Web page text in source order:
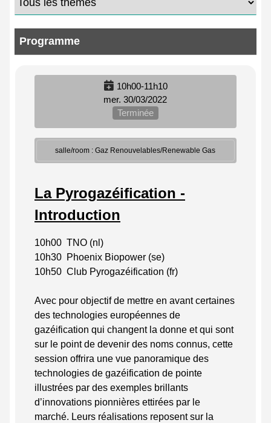
Programme
10h00-11h10
mer. 30/03/2022
Terminée
salle/room : Gaz Renouvelables/Renewable Gas
La Pyrogazéification -
Introduction
10h00 TNO (nl)
10h30 Phoenix Biopower (se)
10h50 Club Pyrogazéification (fr)
Avec pour objectif de mettre en avant certaines
des technologies européennes de
gazéification qui changent la donne et qui sont
sur le point de devenir des noms connus, cette
session offrira une vue panoramique des
technologies de gazéification de pointe
illustrées par des exemples brillants
d’innovations pionnières ettirées par le
marché. Leurs réalisations reposent sur la